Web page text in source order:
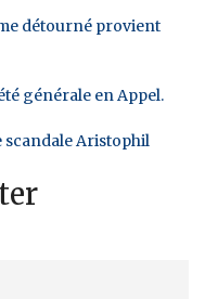
détourné provient
générale en Appel.
scandale Aristophil